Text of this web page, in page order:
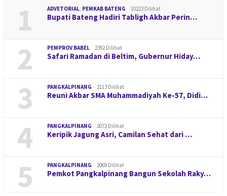
1 ADVETORIAL, PEMKAB BATENG 10223 Dilihat
Bupati Bateng Hadiri Tabligh Akbar Perin…
2 PEMPROV BABEL 2392 Dilihat
Safari Ramadan di Beltim, Gubernur Hiday…
3 PANGKALPINANG 2113 Dilihat
Reuni Akbar SMA Muhammadiyah Ke-57, Didi…
4 PANGKALPINANG 2072 Dilihat
Keripik Jagung Asri, Camilan Sehat dari …
5 PANGKALPINANG 2069 Dilihat
Pemkot Pangkalpinang Bangun Sekolah Raky…